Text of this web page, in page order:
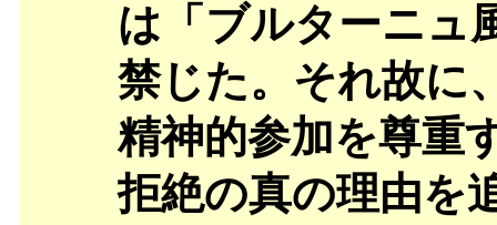
は「ブルターニュ
禁じた。それ故に
精神的参加を尊重
拒絶の真の理由を